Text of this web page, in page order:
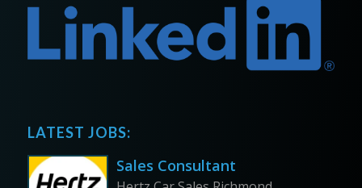
LATEST JOBS:
Sales Consultant